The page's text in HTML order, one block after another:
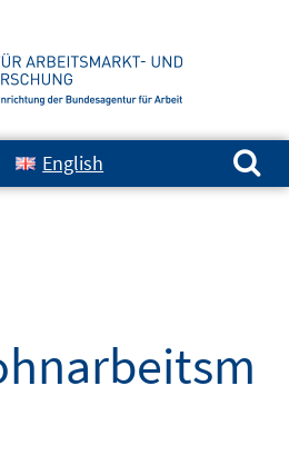
English
Suchen nach: